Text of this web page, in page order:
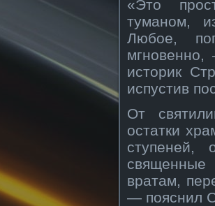
«Это
туманом,
Любое,
мгновенно,
историк
испустив
От
остатки
ступеней,
вратам,
— пояснил